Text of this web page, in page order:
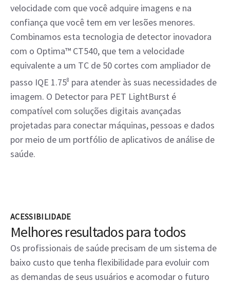
velocidade com que você adquire imagens e na
confiança que você tem em ver lesões menores.
Combinamos esta tecnologia de detector inovadora
com o Optima™ CT540, que tem a velocidade
equivalente a um TC de 50 cortes com ampliador de
passo IQE 1.758 para atender às suas necessidades de
imagem. O Detector para PET LightBurst é
compatível com soluções digitais avançadas
projetadas para conectar máquinas, pessoas e dados
por meio de um portfólio de aplicativos de análise de
saúde.
ACESSIBILIDADE
Melhores resultados para todos
Os profissionais de saúde precisam de um sistema de
baixo custo que tenha flexibilidade para evoluir com
as demandas de seus usuários e acomodar o futuro